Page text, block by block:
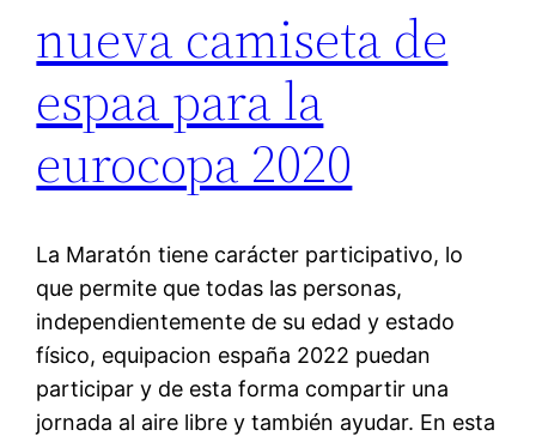
nueva camiseta de
espaa para la
eurocopa 2020
La Maratón tiene carácter participativo, lo
que permite que todas las personas,
independientemente de su edad y estado
físico, equipacion españa 2022 puedan
participar y de esta forma compartir una
jornada al aire libre y también ayudar. En esta